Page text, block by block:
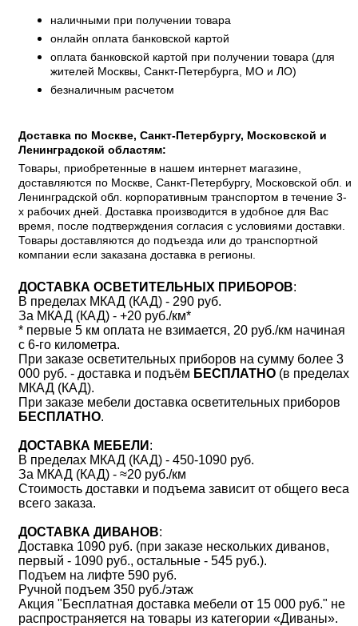
наличными при получении товара
онлайн оплата банковской картой
оплата банковской картой при получении товара (для
жителей Москвы, Санкт-Петербурга, МО и ЛО)
безналичным расчетом
Доставка по Москве, Санкт-Петербургу, Московской и
Ленинградской областям:
Товары, приобретенные в нашем интернет магазине,
доставляются по Москве, Санкт-Петербургу, Московской обл. и
Ленинградской обл. корпоративным транспортом в течение 3-
х рабочих дней. Доставка производится в удобное для Вас
время, после подтверждения согласия с условиями доставки.
Товары доставляются до подъезда или до транспортной
компании если заказана доставка в регионы.
ДОСТАВКА ОСВЕТИТЕЛЬНЫХ ПРИБОРОВ:
В пределах МКАД (КАД) - 290 руб.
За МКАД (КАД) - +20 руб./км*
* первые 5 км оплата не взимается, 20 руб./км начиная
с 6-го километра.
При заказе осветительных приборов на сумму более 3
000 руб. - доставка и подъём БЕСПЛАТНО (в пределах
МКАД (КАД).
При заказе мебели доставка осветительных приборов
БЕСПЛАТНО.
ДОСТАВКА МЕБЕЛИ :
В пределах МКАД (КАД) - 450-1090 руб.
За МКАД (КАД) - ≈20 руб./км
Стоимость доставки и подъема зависит от общего веса
всего заказа.
ДОСТАВКА ДИВАНОВ:
Доставка 1090 руб. (при заказе нескольких диванов,
первый - 1090 руб., остальные - 545 руб.).
Подъем на лифте 590 руб.
Ручной подъем 350 руб./этаж
Акция "Бесплатная доставка мебели от 15 000 руб." не
распространяется на товары из категории «Диваны».